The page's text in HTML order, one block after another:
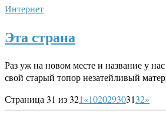
Интернет
Эта страна
Раз уж на новом месте и название у
свой старый топор незатейливый
Страница 31 из 321«102029303132»